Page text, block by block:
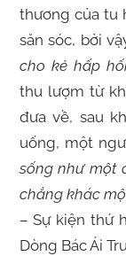
thương của tu
săn sóc, bởi
cho kẻ hấp
thu lượm từ
đưa về, sau
uống, một
sống như một
chẳng khác
– Sự kiện thứ
Dòng Bác Ái